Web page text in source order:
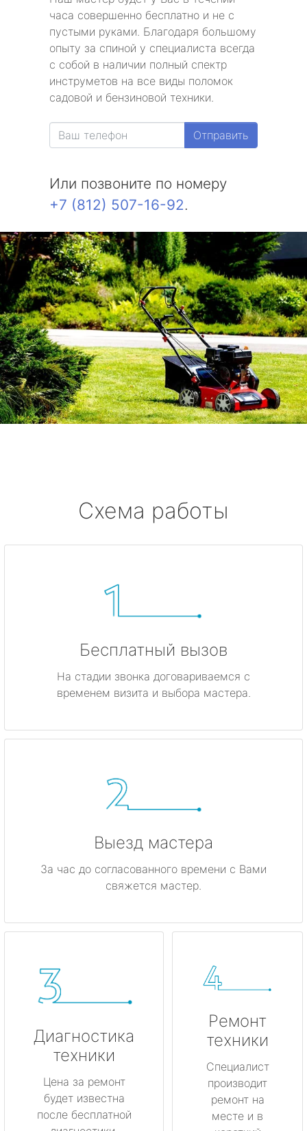
часа совершенно бесплатно и не с
пустыми руками. Благодаря большому
опыту за спиной у специалиста всегда
с собой в наличии полный спектр
инструметов на все виды поломок
садовой и бензиновой техники.
Отправить
Или позвоните по номеру
+7 (812) 507-16-92.
Схема работы
Бесплатный вызов
На стадии звонка договариваемся с
временем визита и выбора мастера.
Выезд мастера
За час до согласованного времени с Вами
свяжется мастер.
Диагностика
техники
Цена за ремонт
будет известна
после бесплатной
Ремонт
техники
Специалист
производит
ремонт на
месте и в